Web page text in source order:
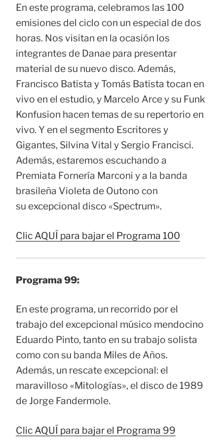
En este programa, celebramos las 100
emisiones del ciclo con un especial de dos
horas. Nos visitan en la ocasión los
integrantes de Danae para presentar
material de su nuevo disco. Además,
Francisco Batista y Tomás Batista tocan en
vivo en el estudio, y Marcelo Arce y su Funk
Konfusion hacen temas de su repertorio en
vivo. Y en el segmento Escritores y
Gigantes, Silvina Vital y Sergio Francisci.
Además, estaremos escuchando a
Premiata Fornería Marconi y a la banda
brasileña Violeta de Outono con
su excepcional disco «Spectrum».
Clic AQUÍ para bajar el Programa 100
Programa 99:
En este programa, un recorrido por el
trabajo del excepcional músico mendocino
Eduardo Pinto, tanto en su trabajo solista
como con su banda Miles de Años.
Además, un rescate excepcional: el
maravilloso «Mitologías», el disco de 1989
de Jorge Fandermole.
Clic AQUÍ para bajar el Programa 99